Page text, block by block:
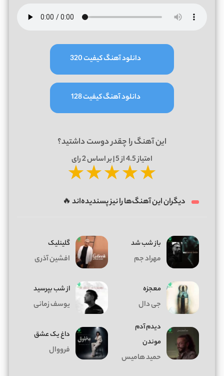
دانلود آهنگ کیفیت 320
دانلود آهنگ کیفیت 128
این آهنگ را چقدر دوست داشتید؟
امتیاز4.5از 5 | بر اساس 2رای
★★★★★
دیگران این آهنگ‌ها را نیز پسندیده‌اند 🔥
باز شب شد
مهراد جم
گلینلیک
افشین آذری
معجزه
جی دال
از شب بپرسید
یوسف زمانی
دیدم آدم
موندن
حمید هامیس
داغ يک عشق
فرووال